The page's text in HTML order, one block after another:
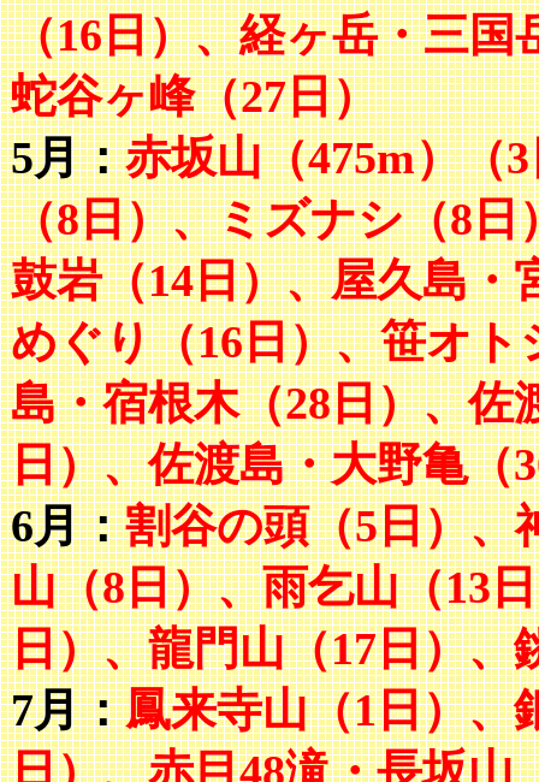
（16日）、経ヶ岳・三国
蛇谷ヶ峰（27日）
5月：赤坂山（475m）（
（8日）、ミズナシ（8
鼓岩（14日）、屋久島・
めぐり（16日）、笹オ
島・宿根木（28日）、佐
日）、佐渡島・大野亀（
6月：割谷の頭（5日）、
山（8日）、雨乞山（13
日）、龍門山（17日）、
7月：鳳来寺山（1日）、
日）、赤目48滝・長坂山